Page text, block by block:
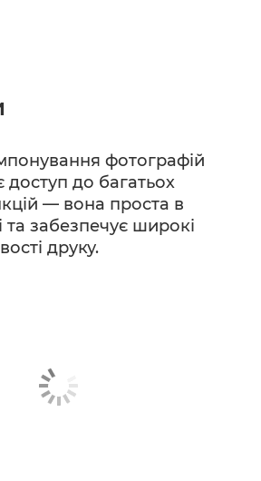
фотографій
доступ до багатьох
— вона проста в
та забезпечує широкі
друку.